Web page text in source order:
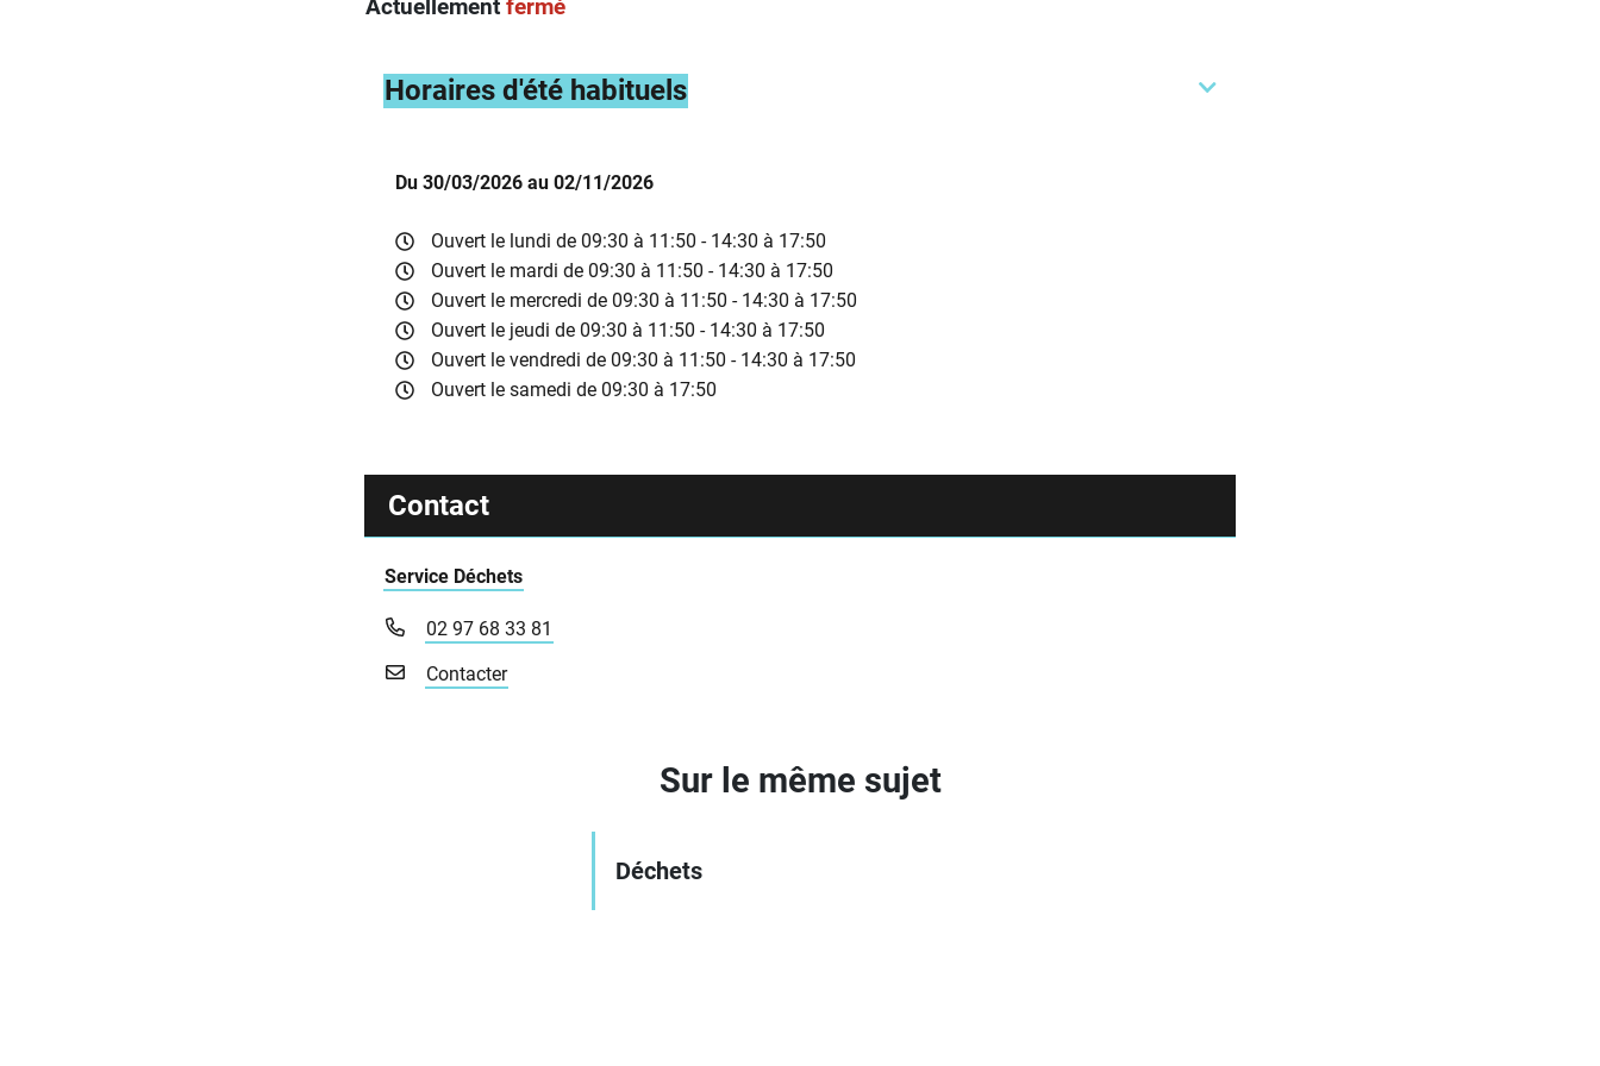
Actuellement fermé
Horaires d'été habituels
Du 30/03/2026 au 02/11/2026
Ouvert le lundi de 09:30 à 11:50 - 14:30 à 17:50
Ouvert le mardi de 09:30 à 11:50 - 14:30 à 17:50
Ouvert le mercredi de 09:30 à 11:50 - 14:30 à 17:50
Ouvert le jeudi de 09:30 à 11:50 - 14:30 à 17:50
Ouvert le vendredi de 09:30 à 11:50 - 14:30 à 17:50
Ouvert le samedi de 09:30 à 17:50
Informations complémentaires
Contact
Service Déchets
02 97 68 33 81
Contacter
Sur le même sujet
Déchets